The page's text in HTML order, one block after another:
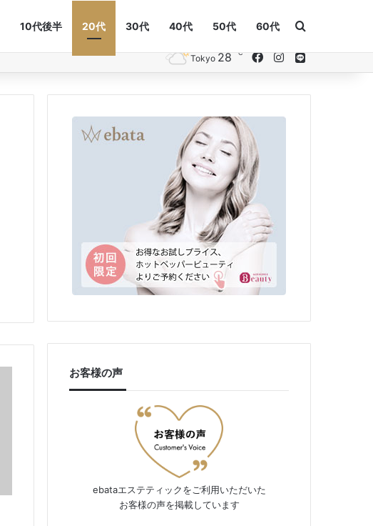
10代後半 20代 30代 40代 50代 60代 Search for
Tokyo 28℃ FacebookInstagram
お客様の声
ebataエステティックをご利用いただいた
お客様の声を掲載しています